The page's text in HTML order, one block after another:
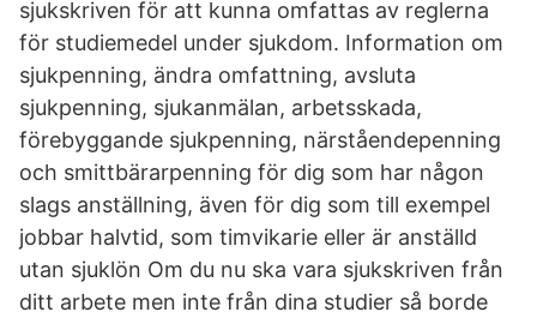
sjukskriven för att kunna omfattas av reglerna
för studiemedel under sjukdom. Information om
sjukpenning, ändra omfattning, avsluta
sjukpenning, sjukanmälan, arbetsskada,
förebyggande sjukpenning, närståendepenning
och smittbärarpenning för dig som har någon
slags anställning, även för dig som till exempel
jobbar halvtid, som timvikarie eller är anställd
utan sjuklön Om du nu ska vara sjukskriven från
ditt arbete men inte från dina studier så borde